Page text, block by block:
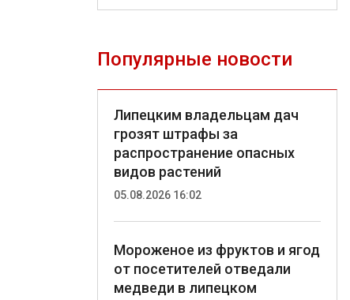
Популярные новости
Липецким владельцам дач
грозят штрафы за
распространение опасных
видов растений
05.08.2026 16:02
Мороженое из фруктов и ягод
от посетителей отведали
медведи в липецком